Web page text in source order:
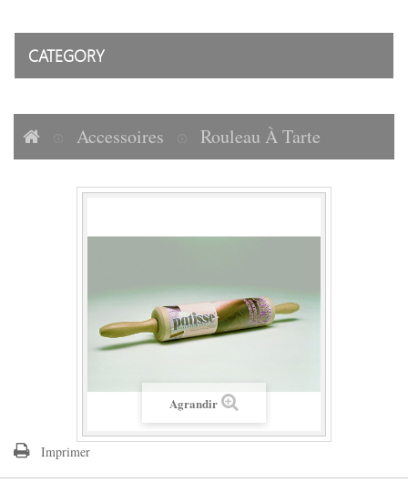
CATEGORY
Accessoires Rouleau À Tarte
Agrandir
Imprimer